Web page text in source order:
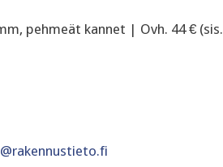
pehmeät kannet | Ovh. 44 € (sis.